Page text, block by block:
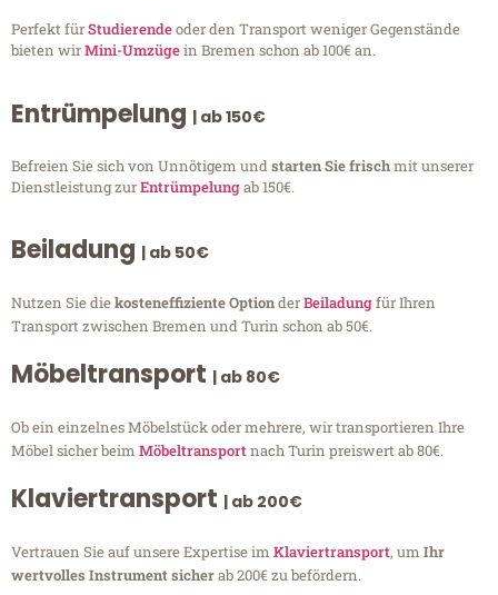
Perfekt fürStudierendeoder den Transport weniger Gegenstände
bieten wirMini-Umzügein Bremen schon ab 100€ an.
Entrümpelung | ab 150€
Befreien Sie sich von Unnötigem undstarten Sie frischmit unserer
Dienstleistung zurEntrümpelungab 150€.
Beiladung | ab 50€
Nutzen Sie diekosteneffiziente OptionderBeiladungfür Ihren
Transport zwischen Bremen und Turin schon ab 50€.
Möbeltransport | ab 80€
Ob ein einzelnes Möbelstück oder mehrere, wir transportieren Ihre
Möbel sicher beim Möbeltransportnach Turin preiswert ab 80€.
Klaviertransport | ab 200€
Vertrauen Sie auf unsere Expertise im Klaviertransport, um Ihr
wertvolles Instrument sicherab 200€ zu befördern.